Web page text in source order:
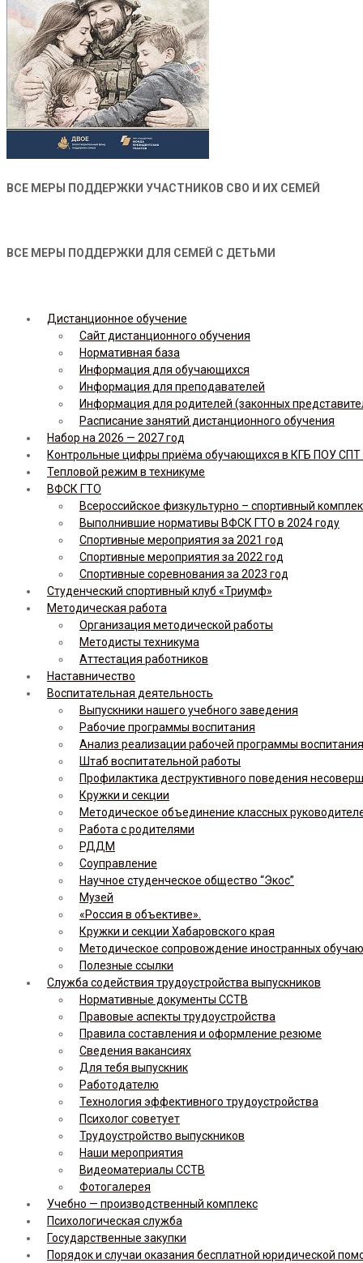
ВСЕ МЕРЫ ПОДДЕРЖКИ УЧАСТНИКОВ СВО И ИХ СЕМЕЙ
ВСЕ МЕРЫ ПОДДЕРЖКИ ДЛЯ СЕМЕЙ С ДЕТЬМИ
Дистанционное обучение
Сайт дистанционного обучения
Нормативная база
Информация для обучающихся
Информация для преподавателей
Информация для родителей (законных
Расписание занятий дистанционного обучения
Набор на 2026 — 2027 год
Контрольные цифры приёма обучающихся в КГБ ПОУ СПТ
Тепловой режим в техникуме
ВФСК ГТО
Всероссийское физкультурно – спортивный
Выполнившие нормативы ВФСК ГТО в 2024 году
Спортивные мероприятия за 2021 год
Спортивные мероприятия за 2022 год
Спортивные соревнования за 2023 год
Студенческий спортивный клуб «Триумф»
Методическая работа
Организация методической работы
Методисты техникума
Аттестация работников
Наставничество
Воспитательная деятельность
Выпускники нашего учебного заведения
Рабочие программы воспитания
Анализ реализации рабочей программы
Штаб воспитательной работы
Профилактика деструктивного поведения
Кружки и секции
Методическое объединение классных
Работа с родителями
РДДМ
Соуправление
Научное студенческое общество “Экос”
Музей
«Россия в объективе».
Кружки и секции Хабаровского края
Методическое сопровождение иностранных
Полезные ссылки
Служба содействия трудоустройства выпускников
Нормативные документы ССТВ
Правовые аспекты трудоустройства
Правила составления и оформление резюме
Сведения вакансиях
Для тебя выпускник
Работодателю
Технология эффективного трудоустройства
Психолог советует
Трудоустройство выпускников
Наши мероприятия
Видеоматериалы ССТВ
Фотогалерея
Учебно — производственный комплекс
Психологическая служба
Государственные закупки
Порядок и случаи оказания бесплатной юридической